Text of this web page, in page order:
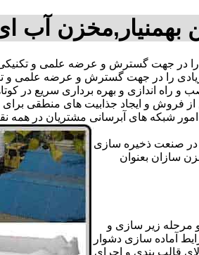
بهمنیار,مخزن آب
در جهت گسترش و عرضه علمی و تکنیکی
زیادی را در جهت گسترش و عرضه علمی
و راه اندازی و بهره برداری سریع در
و ایجاد جذابیت های منطقی برای
در صنعت ذخیره سازی
سازان بعنوان
مرحله زیر سازی و
آماده سازی دشوار
قالب بندی و اجرای